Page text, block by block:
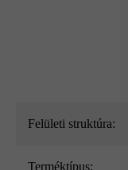
Felületi struktúra:
Terméktípus: